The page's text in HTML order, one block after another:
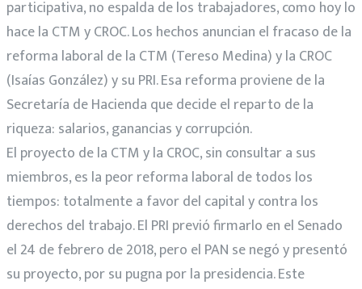
participativa, no espalda de los trabajadores, como hoy lo
hace la CTM y CROC. Los hechos anuncian el fracaso de la
reforma laboral de la CTM (Tereso Medina) y la CROC
(Isaías González) y su PRI. Esa reforma proviene de la
Secretaría de Hacienda que decide el reparto de la
riqueza: salarios, ganancias y corrupción.
El proyecto de la CTM y la CROC, sin consultar a sus
miembros, es la peor reforma laboral de todos los
tiempos: totalmente a favor del capital y contra los
derechos del trabajo. El PRI previó firmarlo en el Senado
el 24 de febrero de 2018, pero el PAN se negó y presentó
su proyecto, por su pugna por la presidencia. Este